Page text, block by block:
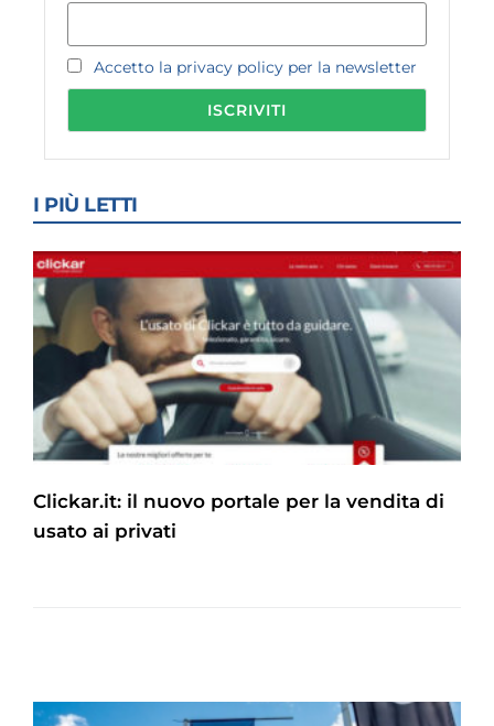
Accetto la privacy policy per la newsletter
I PIÙ LETTI
Clickar.it: il nuovo portale per la vendita di
usato ai privati